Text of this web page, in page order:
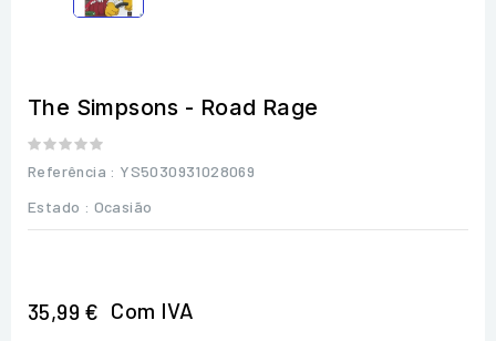
The Simpsons - Road Rage
Referência : YS5030931028069
Estado : Ocasião
35,99 € Com IVA